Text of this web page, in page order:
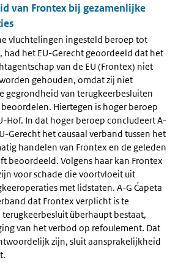
van Frontex bij gezamenlijke
vluchtelingen ingesteld beroep tot
had het EU-Gerecht geoordeeld dat het
van de EU (Frontex) niet
gehouden, omdat zij niet
gegrondheid van terugkeerbesluiten
Hiertegen is hoger beroep
Hof. In dat hoger beroep concludeert A-
Gerecht het causaal verband tussen het
handelen van Frontex en de geleden
beoordeeld. Volgens haar kan Frontex
voor schade die voortvloeit uit
met lidstaten. A-G Ćapeta
dat Frontex verplicht is te
überhaupt bestaat,
van het verbod op refoulement. Dat
zijn, sluit aansprakelijkheid